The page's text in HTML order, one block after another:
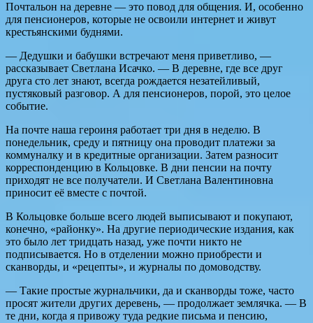
Почтальон на деревне — это повод для общения. И, особенно
для пенсионеров, которые не освоили интернет и живут
крестьянскими буднями.
— Дедушки и бабушки встречают меня приветливо, —
рассказывает Светлана Исачко. — В деревне, где все друг
друга сто лет знают, всегда рождается незатейливый,
пустяковый разговор. А для пенсионеров, порой, это целое
событие.
На почте наша героиня работает три дня в неделю. В
понедельник, среду и пятницу она проводит платежи за
коммуналку и в кредитные организации. Затем разносит
корреспонденцию в Кольцовке. В дни пенсии на почту
приходят не все получатели. И Светлана Валентиновна
приносит её вместе с почтой.
В Кольцовке больше всего людей выписывают и покупают,
конечно, «районку». На другие периодические издания, как
это было лет тридцать назад, уже почти никто не
подписывается. Но в отделении можно приобрести и
сканворды, и «рецепты», и журналы по домоводству.
— Такие простые журнальчики, да и сканворды тоже, часто
просят жители других деревень, — продолжает землячка. — В
те дни, когда я привожу туда редкие письма и пенсию,